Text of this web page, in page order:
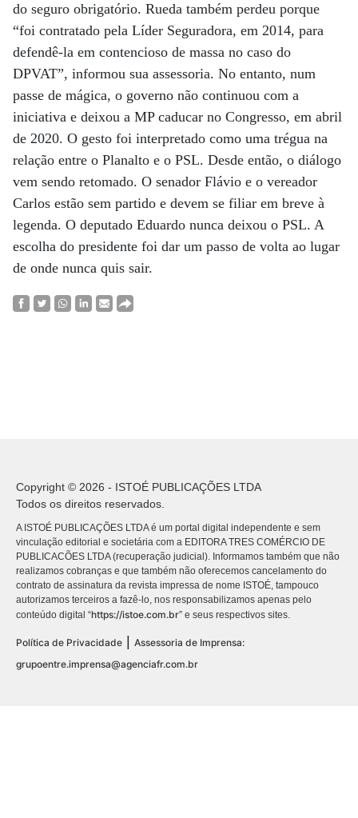
do seguro obrigatório. Rueda também perdeu porque
“foi contratado pela Líder Seguradora, em 2014, para
defendê-la em contencioso de massa no caso do
DPVAT”, informou sua assessoria. No entanto, num
passe de mágica, o governo não continuou com a
iniciativa e deixou a MP caducar no Congresso, em abril
de 2020. O gesto foi interpretado como uma trégua na
relação entre o Planalto e o PSL. Desde então, o diálogo
vem sendo retomado. O senador Flávio e o vereador
Carlos estão sem partido e devem se filiar em breve à
legenda. O deputado Eduardo nunca deixou o PSL. A
escolha do presidente foi dar um passo de volta ao lugar
de onde nunca quis sair.
Copyright © 2026 - ISTOÉ PUBLICAÇÕES LTDA
Todos os direitos reservados.
A ISTOÉ PUBLICAÇÕES LTDA é um portal digital independente e sem
vinculação editorial e societária com a EDITORA TRES COMÉRCIO DE
PUBLICACÕES LTDA (recuperação judicial). Informamos também que não
realizamos cobranças e que também não oferecemos cancelamento do
contrato de assinatura da revista impressa de nome ISTOÉ, tampouco
autorizamos terceiros a fazê-lo, nos responsabilizamos apenas pelo
conteúdo digital “https://istoe.com.br” e seus respectivos sites.
Política de Privacidade
Assessoria de Imprensa:
grupoentre.imprensa@agenciafr.com.br